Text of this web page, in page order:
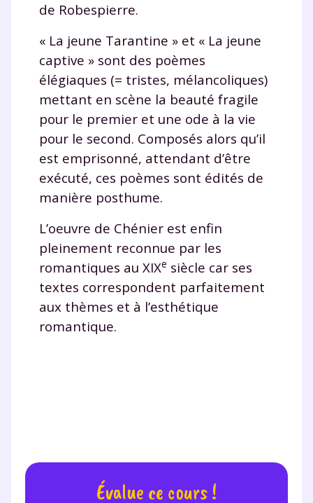
de Robespierre.
« La jeune Tarantine » et « La jeune
captive » sont des poèmes
élégiaques (= tristes, mélancoliques)
mettant en scène la beauté fragile
pour le premier et une ode à la vie
pour le second. Composés alors qu’il
est emprisonné, attendant d’être
exécuté, ces poèmes sont édités de
manière posthume.
L’oeuvre de Chénier est enfin
pleinement reconnue par les
romantiques au XIXe siècle car ses
textes correspondent parfaitement
aux thèmes et à l’esthétique
romantique.
Évalue ce cours !
Envie de progresser
et de réussir votre
année scolaire ?
Testez gratuitement
pendant 24h notre
plateforme de soutien
scolaire !